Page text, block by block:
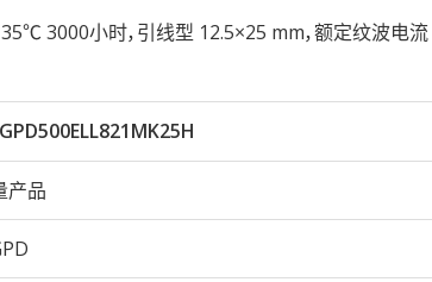
3000小时，引线型 12.5×25 mm，额定纹波电
产品